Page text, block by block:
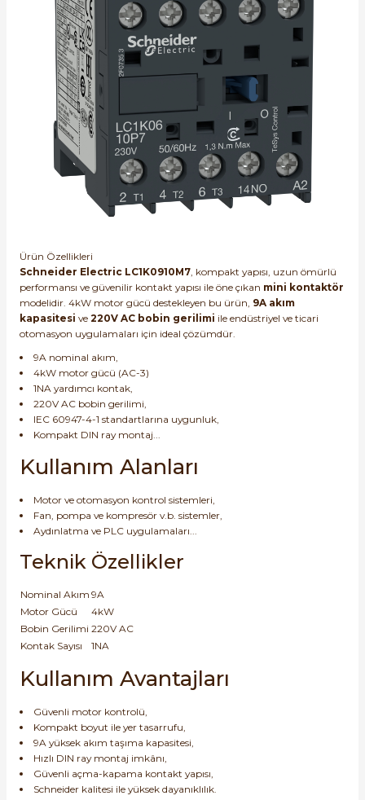
Ürün Özellikleri
Schneider Electric LC1K0910M7, kompakt yapısı, uzun ömürlü
performansı ve güvenilir kontakt yapısı ile öne çıkan mini kontaktör
modelidir. 4kW motor gücü destekleyen bu ürün, 9A akım
kapasitesi ve 220V AC bobin gerilimi ile endüstriyel ve ticari
otomasyon uygulamaları için ideal çözümdür.
9A nominal akım,
4kW motor gücü (AC-3)
1NA yardımcı kontak,
220V AC bobin gerilimi,
IEC 60947-4-1 standartlarına uygunluk,
Kompakt DIN ray montaj...
Kullanım Alanları
Motor ve otomasyon kontrol sistemleri,
Fan, pompa ve kompresör v.b. sistemler,
Aydınlatma ve PLC uygulamaları...
Teknik Özellikler
Nominal Akım 9A
Motor Gücü
4kW
Bobin Gerilimi 220V AC
Kontak Sayısı
1NA
Kullanım Avantajları
Güvenli motor kontrolü,
Kompakt boyut ile yer tasarrufu,
9A yüksek akım taşıma kapasitesi,
Hızlı DIN ray montaj imkânı,
Güvenli açma-kapama kontakt yapısı,
Schneider kalitesi ile yüksek dayanıklılık.